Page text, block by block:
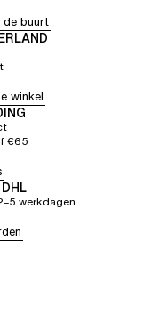
de buurt
winkel
€65
werkdagen.